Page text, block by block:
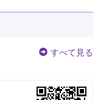
すべて見る